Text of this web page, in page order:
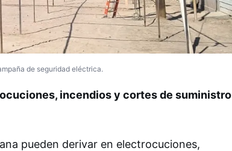
de seguridad eléctrica.
incendios y cortes de suministro
pueden derivar en electrocuciones,